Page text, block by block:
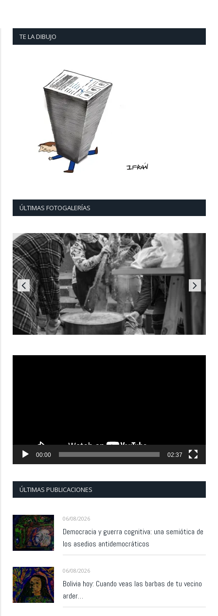
TE LA DIBUJO
ÚLTIMAS FOTOGALERÍAS
00:00 02:37
ÚLTIMAS PUBLICACIONES
06/08/2026
Democracia y guerra cognitiva: una semiótica de
los asedios antidemocráticos
06/08/2026
Bolivia hoy: Cuando veas las barbas de tu vecino
arder…